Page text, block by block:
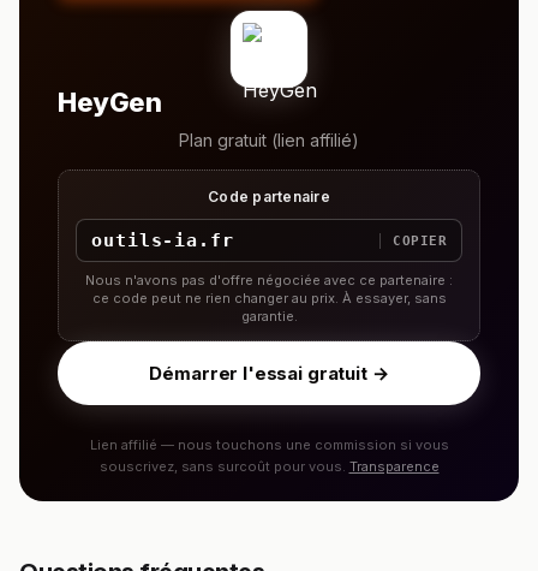
HeyGen
Plan gratuit (lien affilié)
Code partenaire
outils-ia.fr COPIER
Nous n'avons pas d'offre négociée avec ce partenaire :
ce code peut ne rien changer au prix. À essayer, sans
garantie.
Démarrer l'essai gratuit →
Lien affilié — nous touchons une commission si vous
souscrivez, sans surcoût pour vous. Transparence